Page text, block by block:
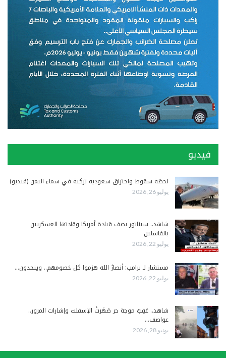
فيديو
لحظة سقوط واحتراق سعودية تركية في سماء اليمن (فيديو)
يوليو 26, 2026
شاهد.. سيناتور يصف قيادة أمريكا وقادتها العسكريين
بالفاشلين
يوليو 22, 2026
مستشار لـ ترامب: أنصارُ الله هزموا كل خصومهم.. ويتحدون…
يوليو 22, 2026
شاهد.. عَقِبْ موجة حر صَهَرتْ الإسفلت وإشارات المرور..
عواصف…
يونيو 28, 2026